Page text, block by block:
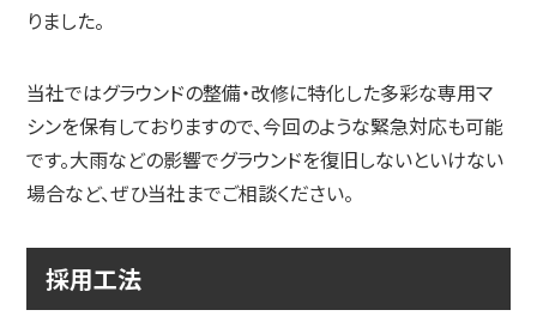
りました。
当社ではグラウンドの整備・改修に特化した多彩な専用マ
シンを保有しておりますので、今回のような緊急対応も可能
です。大雨などの影響でグラウンドを復旧しないといけない
場合など、ぜひ当社までご相談ください。
採用工法